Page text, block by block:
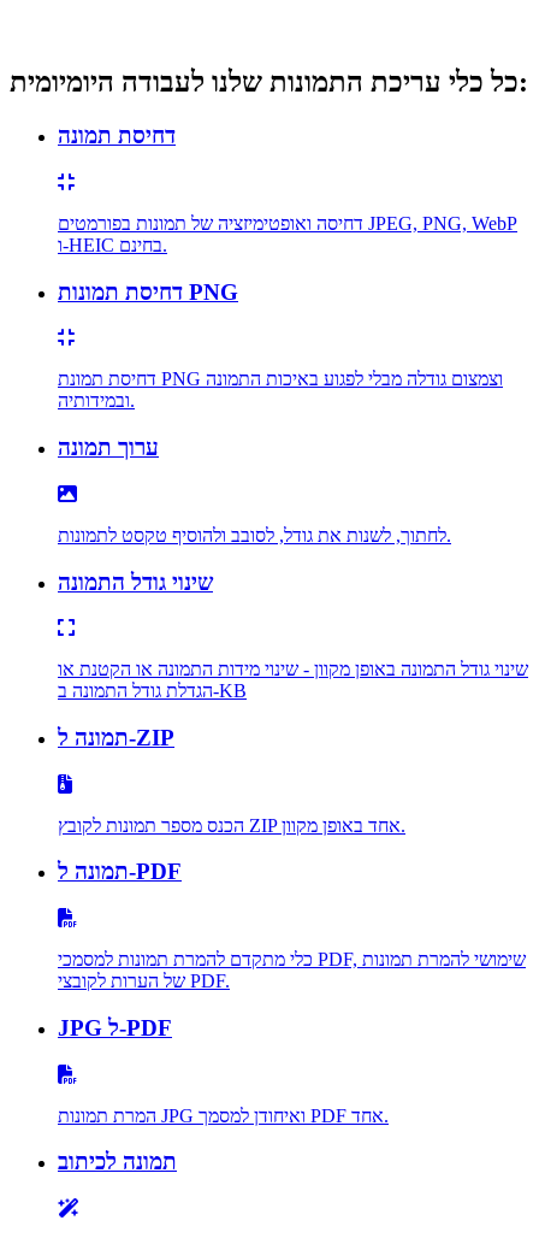
כל כלי עריכת התמונות שלנו לעבודה היומיומית:
דחיסת תמונה
דחיסה ואופטימיזציה של תמונות בפורמטים JPEG, PNG, WebP
ו-HEIC בחינם.
דחיסת תמונות PNG
דחיסת תמונת PNG וצמצום גודלה מבלי לפגוע באיכות התמונה
ובמידותיה.
ערוך תמונה
לחתוך, לשנות את גודל, לסובב ולהוסיף טקסט לתמונות.
שינוי גודל התמונה
שינוי גודל התמונה באופן מקוון - שינוי מידות התמונה או הקטנת או
הגדלת גודל התמונה ב-KB
תמונה ל-ZIP
הכנס מספר תמונות לקובץ ZIP אחד באופן מקוון.
תמונה ל-PDF
כלי מתקדם להמרת תמונות למסמכי PDF, שימושי להמרת תמונות
של הערות לקובצי PDF.
JPG ל-PDF
המרת תמונות JPG ואיחודן למסמך PDF אחד.
תמונה לכיתוב